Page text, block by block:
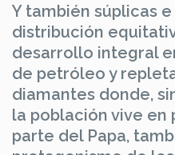
Y también súplicas
distribución
desarrollo integral
de petróleo y
diamantes donde,
la población vive en
parte del Papa,